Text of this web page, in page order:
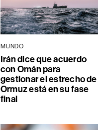
MUNDO
Irán dice que acuerdo
con Omán para
gestionar el estrecho de
Ormuz está en su fase
final